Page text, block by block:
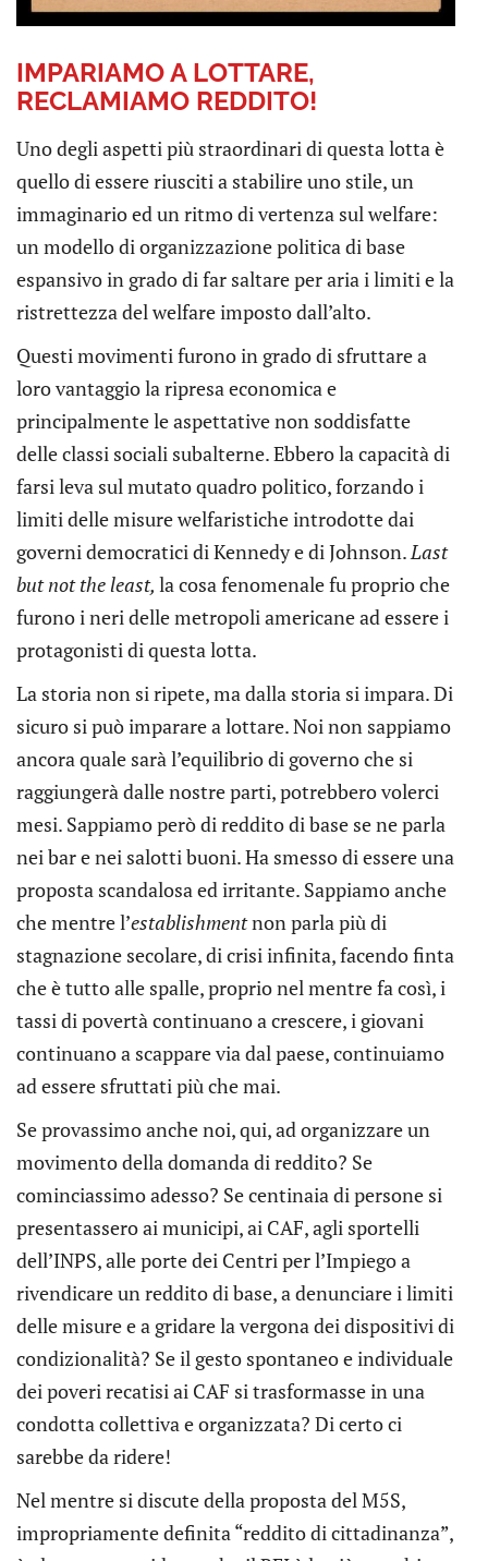
IMPARIAMO A LOTTARE,
RECLAMIAMO REDDITO!
Uno degli aspetti più straordinari di questa lotta è
quello di essere riusciti a stabilire uno stile, un
immaginario ed un ritmo di vertenza sul welfare:
un modello di organizzazione politica di base
espansivo in grado di far saltare per aria i limiti e la
ristrettezza del welfare imposto dall’alto.
Questi movimenti furono in grado di sfruttare a
loro vantaggio la ripresa economica e
principalmente le aspettative non soddisfatte
delle classi sociali subalterne. Ebbero la capacità di
farsi leva sul mutato quadro politico, forzando i
limiti delle misure welfaristiche introdotte dai
governi democratici di Kennedy e di Johnson.Last
but not the least, la cosa fenomenale fu proprio che
furono i neri delle metropoli americane ad essere i
protagonisti di questa lotta.
La storia non si ripete, ma dalla storia si impara. Di
sicuro si può imparare a lottare. Noi non sappiamo
ancora quale sarà l’equilibrio di governo che si
raggiungerà dalle nostre parti, potrebbero volerci
mesi. Sappiamo però di reddito di base se ne parla
nei bar e nei salotti buoni. Ha smesso di essere una
proposta scandalosa ed irritante. Sappiamo anche
che mentre l’establishmentnon parla più di
stagnazione secolare, di crisi infinita, facendo finta
che è tutto alle spalle, proprio nel mentre fa così, i
tassi di povertà continuano a crescere, i giovani
continuano a scappare via dal paese, continuiamo
ad essere sfruttati più che mai.
Se provassimo anche noi, qui, ad organizzare un
movimento della domanda di reddito? Se
cominciassimo adesso? Se centinaia di persone si
presentassero ai municipi, ai CAF, agli sportelli
dell’INPS, alle porte dei Centri per l’Impiego a
rivendicare un reddito di base, a denunciare i limiti
delle misure e a gridare la vergona dei dispositivi di
condizionalità? Se il gesto spontaneo e individuale
dei poveri recatisi ai CAF si trasformasse in una
condotta collettiva e organizzata? Di certo ci
sarebbe da ridere!
Nel mentre si discute della proposta del M5S,
impropriamente definita “reddito di cittadinanza”,